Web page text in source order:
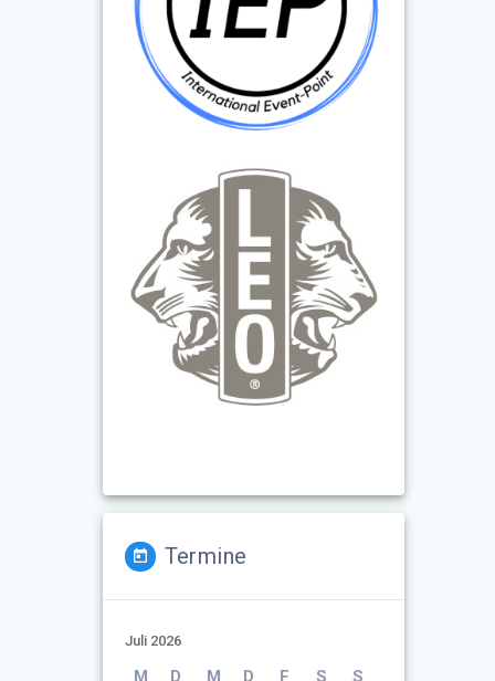
Termine
Juli 2026
M D M D F S S